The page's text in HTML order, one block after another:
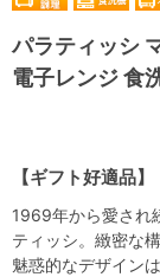
パラティッシ
電子レンジ 食
【ギフト好適品】
1969年から愛され
ティッシ。緻密な
魅惑的なデザイン